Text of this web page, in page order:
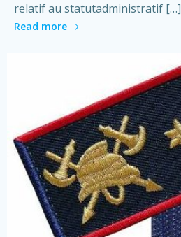
relatif au statutadministratif […]
Read more